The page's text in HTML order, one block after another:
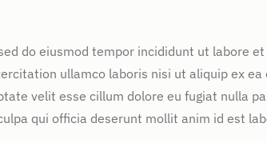
do eiusmod tempor incididunt ut labore et
ullamco laboris nisi ut aliquip ex ea
velit esse cillum dolore eu fugiat nulla
qui officia deserunt mollit anim id est